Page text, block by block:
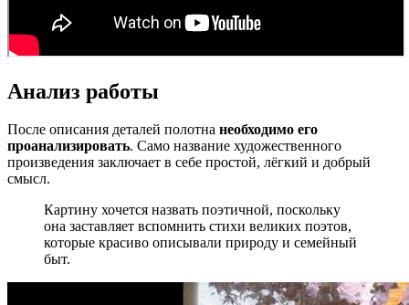
Анализ работы
После описания деталей полотна необходимо его
проанализировать. Само название художественного
произведения заключает в себе простой, лёгкий и добрый
смысл.
Картину хочется назвать поэтичной, поскольку
она заставляет вспомнить стихи великих поэтов,
которые красиво описывали природу и семейный
быт.